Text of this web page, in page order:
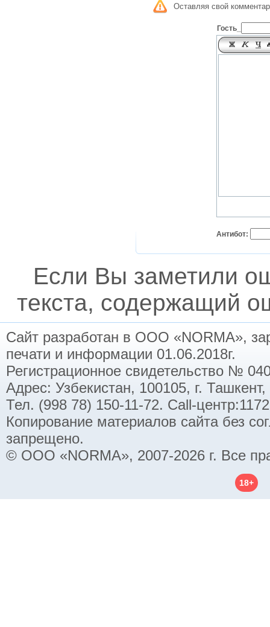
Оставляя свой
Гость_
Антибот:
Если Вы заметили
текста, содержащий
Сайт разработан в ООО «NORMA»,
печати и информации 01.06.2018г.
Регистрационное свидетельство №
Адрес: Узбекистан, 100105, г.
Тел. (998 78) 150-11-72. Call-
Копирование материалов сайта без
запрещено.
© ООО «NORMA», 2007-2026 г. Все
18+